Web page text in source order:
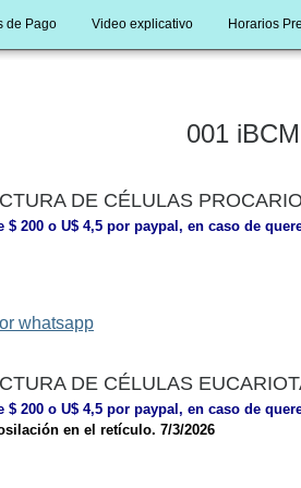
de Pago Video explicativo Horarios
001
DE CÉLULAS
$ 200 o U$ 4,5 por paypal, en caso de
whatsapp
DE CÉLULAS
$ 200 o U$ 4,5 por paypal, en caso de
en el retículo. 7/3/2026